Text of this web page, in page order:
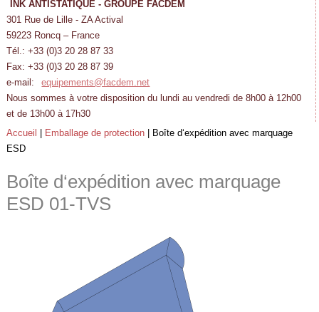
INK ANTISTATIQUE - GROUPE FACDEM
301 Rue de Lille - ZA Actival
59223 Roncq – France
Tél.: +33 (0)3 20 28 87 33
Fax: +33 (0)3 20 28 87 39
e-mail:
equipements@facdem.net
Nous sommes à votre disposition du lundi au vendredi de 8h00 à 12h00
et de 13h00 à 17h30
Accueil
Emballage de protection
Boîte d‘expédition avec marquage
ESD
Boîte d‘expédition avec marquage
ESD 01-TVS